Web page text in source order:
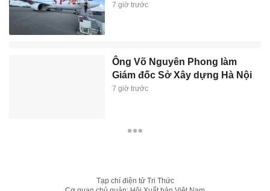
7 giờ trước
Ông Võ Nguyên Phong làm
Giám đốc Sở Xây dựng Hà Nội
7 giờ trước
Tạp chí điện tử Tri Thức